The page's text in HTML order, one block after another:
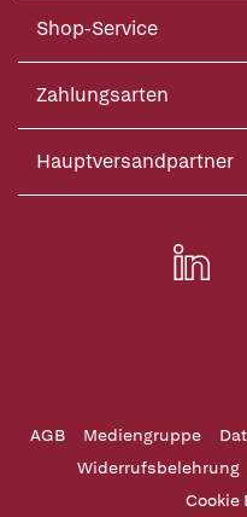
Shop-Service
Zahlungsarten
Hauptversandpartner
AGB Mediengruppe
Widerrufsbelehrung
Cookie